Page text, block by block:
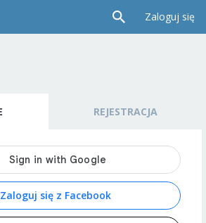
Zaloguj się
REJESTRACJA
Zaloguj się z Facebook